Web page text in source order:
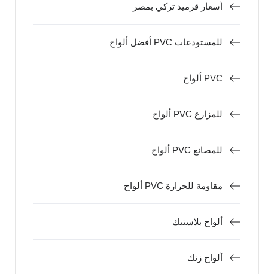
أسعار قرميد تركي بمصر
أفضل ألواح PVC للمستودعات
ألواح PVC
ألواح PVC للمزارع
ألواح PVC للمصانع
ألواح PVC مقاومة للحرارة
ألواح بلاستيك
ألواح زنك